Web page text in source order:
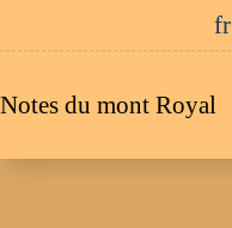
au
fr
Notes du mont Royal